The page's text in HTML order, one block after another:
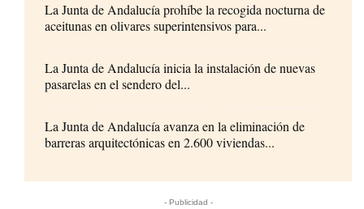
La Junta de Andalucía prohíbe la recogida nocturna de
aceitunas en olivares superintensivos para...
La Junta de Andalucía inicia la instalación de nuevas
pasarelas en el sendero del...
La Junta de Andalucía avanza en la eliminación de
barreras arquitectónicas en 2.600 viviendas...
- Publicidad -